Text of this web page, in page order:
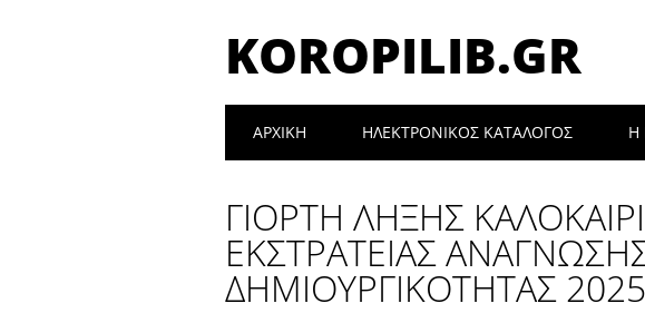
KOROPILIB.GR
Main menu
ΑΡΧΙΚΉ ΗΛΕΚΤΡΟΝΙΚΟΣ ΚΑΤΑΛΟΓΟΣ Η
ΓΙΟΡΤΗ ΛΗΞΗΣ
ΕΚΣΤΡΑΤΕΙΑΣ
ΔΗΜΙΟΥΡΓΙΚΟΤΗΤΑΣ 2025